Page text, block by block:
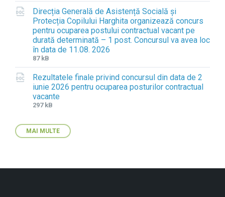
n
s
i
o
n
:
d
c
x
:i
l
e
e
x
t
e
n
s
i
o
n
d
o
i
l
e
s
i
z
e
:
Direcția Generală de Asistență Socială și
Protecția Copilului Harghita organizează concurs
pentru ocuparea postului contractual vacant pe
durată determinată – 1 post. Concursul va avea loc
în data de 11.08. 2026
F
i
l
e
e
x
e
n
F
i
l
e
s
i
e
:
87 kB
Rezultatele finale privind concursul din data de 2
iunie 2026 pentru ocuparea posturilor contractual
vacante
F
l
e
F
l
e
297 kB
MAI MULTE